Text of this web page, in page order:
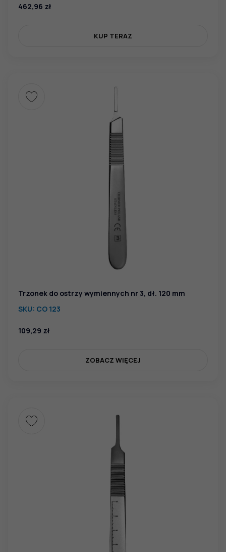
462,96 zł
KUP TERAZ
Trzonek do ostrzy wymiennych nr 3, dł. 120 mm
SKU: CO 123
109,29 zł
ZOBACZ WIĘCEJ